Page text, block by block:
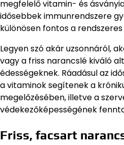
megfelelő vitamin- és
idősebbek immunrendszere
különösen fontos a
Legyen szó akár uzsonnáról,
vagy a friss narancslé kiváló
édességeknek. Ráadásul az
a vitaminok segítenek a
megelőzésében, illetve a
védekezőképességének
Friss, facsart